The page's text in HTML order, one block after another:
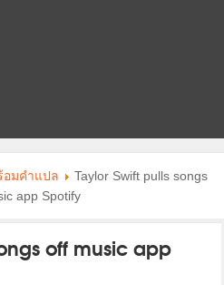
อมคําแปล
Taylor Swift pulls songs
app Spotify
off music app